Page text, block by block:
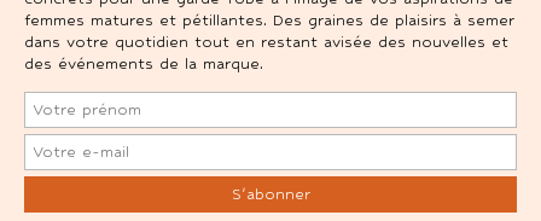
femmes matures et pétillantes. Des graines de plaisirs à semer
dans votre quotidien tout en restant avisée des nouvelles et
des événements de la marque.